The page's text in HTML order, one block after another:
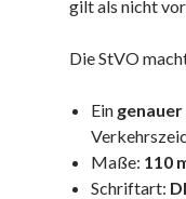
gilt als nicht
Die StVO
Ein
Maße: 110
Schriftart: